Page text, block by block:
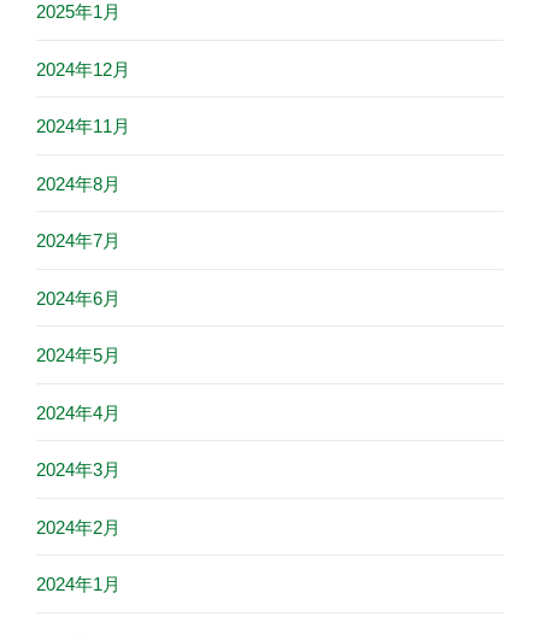
2025年1月
2024年12月
2024年11月
2024年8月
2024年7月
2024年6月
2024年5月
2024年4月
2024年3月
2024年2月
2024年1月